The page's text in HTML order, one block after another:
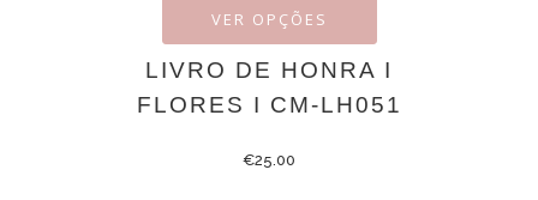
VER OPÇÕES
LIVRO DE HONRA I
FLORES I CM-LH051
€25.00